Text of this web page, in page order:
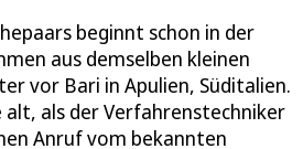
beginnt schon in der
aus demselben kleinen
vor Bari in Apulien, Süditalien.
alt, als der Verfahrenstechniker
Anruf vom bekannten